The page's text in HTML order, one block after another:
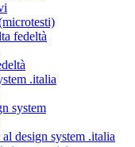
fedeltà
.italia
system
design system .italia